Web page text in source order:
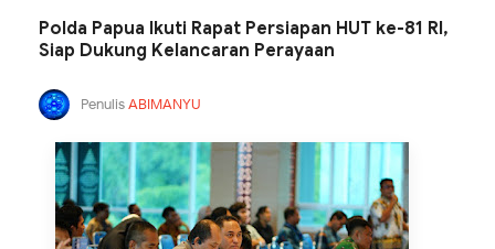
Polda Papua Ikuti Rapat Persiapan HUT ke-81 RI,
Siap Dukung Kelancaran Perayaan
PenulisABIMANYU